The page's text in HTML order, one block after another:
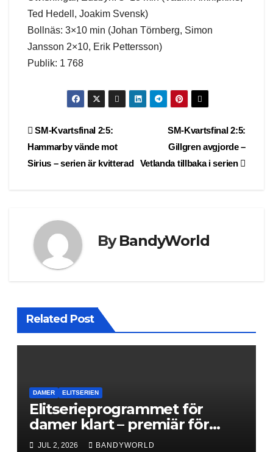
Ted Hedell, Joakim Svensk)
Bollnäs: 3×10 min (Johan Törnberg, Simon
Jansson 2×10, Erik Pettersson)
Publik: 1 768
Post
navigation
SM-Kvartsfinal 2:5:
Gillgren avgjorde –
Vetlanda tillbaka i serien
SM-Kvartsfinal 2:5:
Hammarby vände mot
Sirius – serien är kvitterad
ByBandyWorld
Related Post
DAMER ELITSERIEN
Elitserieprogrammet för
damer klart – premiär för
Next Level
JUL 2, 2026 BANDYWORLD